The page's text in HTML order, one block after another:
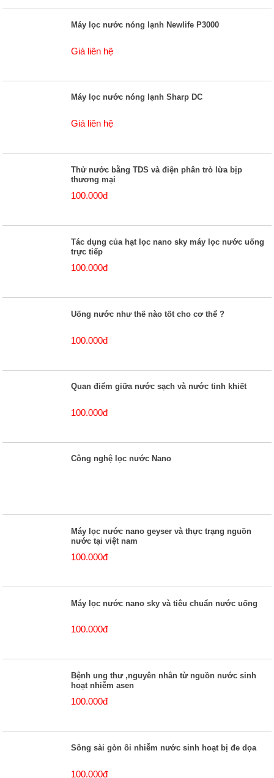
Máy lọc nước nóng lạnh Newlife P3000
Giá liên hệ
Máy lọc nước nóng lạnh Sharp DC
Giá liên hệ
Thử nước bằng TDS và điện phân trò lừa bịp
thương mại
100.000đ
Tác dụng của hạt lọc nano sky máy lọc nước uống
trực tiếp
100.000đ
Uống nước như thế nào tốt cho cơ thể ?
100.000đ
Quan điểm giữa nước sạch và nước tinh khiết
100.000đ
Công nghệ lọc nước Nano
Máy lọc nước nano geyser và thực trạng nguồn
nước tại việt nam
100.000đ
Máy lọc nước nano sky và tiêu chuẩn nước uống
100.000đ
Bệnh ung thư ,nguyên nhân từ nguồn nước sinh
hoạt nhiễm asen
100.000đ
Sông sài gòn ôi nhiễm nước sinh hoạt bị đe dọa
100.000đ